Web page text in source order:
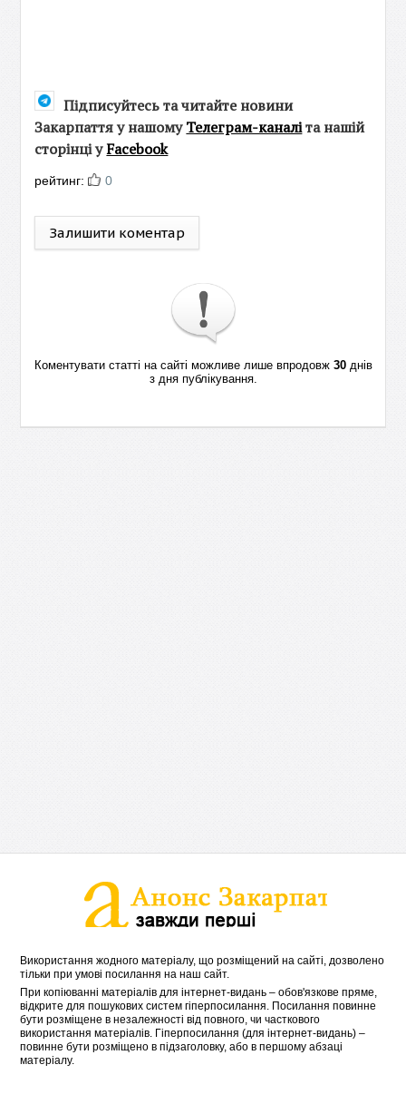
Підписуйтесь та читайте новини
Закарпаття у нашомуТелеграм-каналіта нашій
сторінці уFacebook
рейтинг: 0
Залишити коментар
Коментувати статті на сайті можливе лише впродовж 30днів
з дня публікування.
Використання жодного матеріалу, що розміщений на сайті, дозволено
тільки при умові посилання на наш сайт.
При копіюванні матеріалів для інтернет-видань – обов'язкове пряме,
відкрите для пошукових систем гіперпосилання. Посилання повинне
бути розміщене в незалежності від повного, чи часткового
використання матеріалів. Гіперпосилання (для інтернет-видань) –
повинне бути розміщено в підзаголовку, або в першому абзаці
матеріалу.